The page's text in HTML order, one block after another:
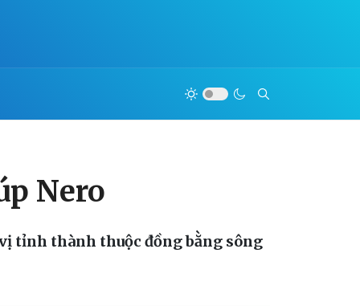
Nero
vị tỉnh thành thuộc đồng bằng sông